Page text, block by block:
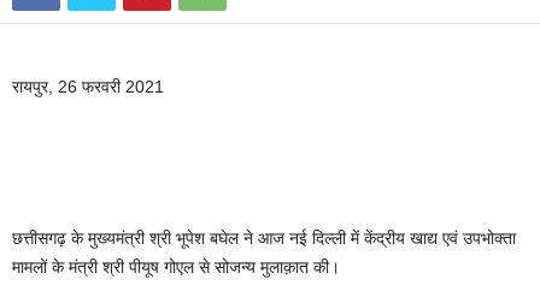
रायपुर, 26 फरवरी 2021
छत्तीसगढ़ के मुख्यमंत्री श्री भूपेश बघेल ने आज नई दिल्ली में केंद्रीय खाद्य एवं उपभोक्ता
मामलों के मंत्री श्री पीयूष गोएल से सोजन्य मुलाक़ात की।